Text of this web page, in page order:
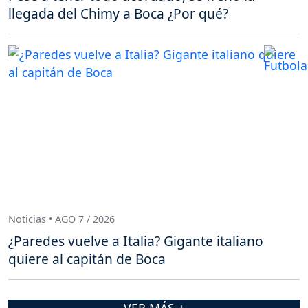
llegada del Chimy a Boca ¿Por qué?
Noticias • AGO 7 / 2026
¿Paredes vuelve a Italia? Gigante italiano
quiere al capitán de Boca